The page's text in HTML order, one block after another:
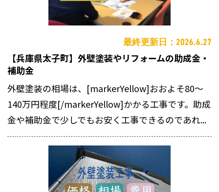
最終更新日：2026.6.27
【兵庫県太子町】外壁塗装やリフォームの助成金・
補助金
外壁塗装の相場は、[markerYellow]おおよそ80～
140万円程度[/markerYellow]かかる工事です。助成
金や補助金で少しでもお安く工事できるのであれ...